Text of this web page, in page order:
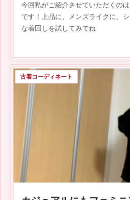
今回私がご紹介させていただくの
です！上品に、メンズライクに、
な着回しを試してみてね
古着コーディネート